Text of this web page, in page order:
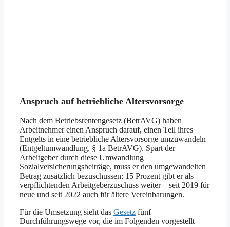
Anspruch auf betriebliche Altersvorsorge
Nach dem Betriebsrentengesetz (BetrAVG) haben
Arbeitnehmer einen Anspruch darauf, einen Teil ihres
Entgelts in eine betriebliche Altersvorsorge umzuwandeln
(Entgeltumwandlung, § 1a BetrAVG). Spart der
Arbeitgeber durch diese Umwandlung
Sozialversicherungsbeiträge, muss er den umgewandelten
Betrag zusätzlich bezuschussen: 15 Prozent gibt er als
verpflichtenden Arbeitgeberzuschuss weiter – seit 2019 für
neue und seit 2022 auch für ältere Vereinbarungen.
Für die Umsetzung sieht das Gesetz fünf
Durchführungswege vor, die im Folgenden vorgestellt